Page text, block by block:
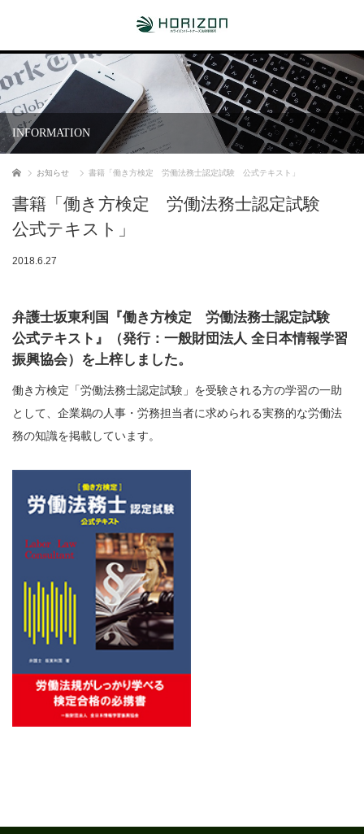
INFORMATION
ホーム お知らせ 書籍「働き方検定 労働法務士認定試験 公式テキスト」
書籍「働き方検定 労働法務士認定試験
公式テキスト」
2018.6.27
弁護士坂東利国『働き方検定 労働法務士認定試験
公式テキスト』（発行：一般財団法人 全日本情報学習
振興協会）を上梓しました。
働き方検定「労働法務士認定試験」を受験される方の学習の一助
として、企業鵜の人事・労務担当者に求められる実務的な労働法
務の知識を掲載しています。